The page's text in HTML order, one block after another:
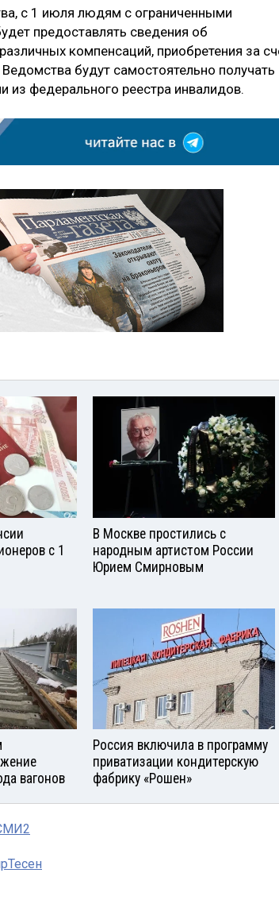
с 1 июля людям с ограниченными
предоставлять сведения об
компенсаций, приобретения за
будут самостоятельно получать
федерального реестра инвалидов.
с 1
В Москве простились с
народным артистом России
Юрием Смирновым
вагонов
Россия включила в программу
приватизации кондитерскую
фабрику «Рошен»